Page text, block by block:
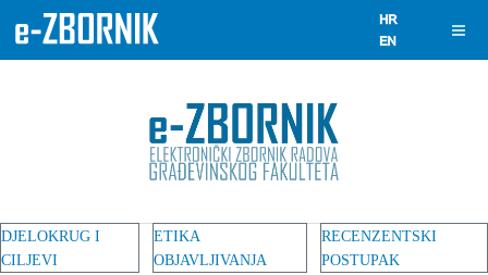
DJELOKRUG I
CILJEVI
ETIKA
OBJAVLJIVANJA
RECENZENTSKI
POSTUPAK